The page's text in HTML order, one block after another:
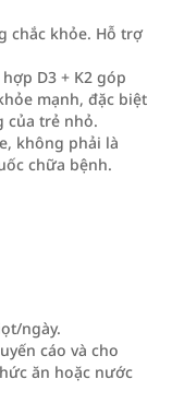
chắc khỏe. Hỗ trợ
D3 + K2 góp
mạnh, đặc biệt
của trẻ nhỏ.
không phải là
chữa bệnh.
ngày.
cáo và cho
ăn hoặc nước